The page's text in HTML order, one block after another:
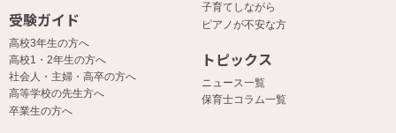
子育てしながら
ピアノが不安な方
受験ガイド
高校3年生の方へ
高校1・2年生の方へ
社会人・主婦・高卒の方へ
高等学校の先生方へ
卒業生の方へ
トピックス
ニュース一覧
保育士コラム一覧